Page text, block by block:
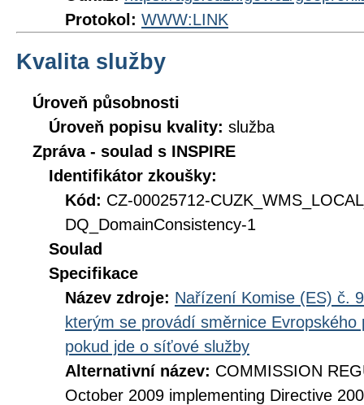
Protokol: WWW:LINK
Kvalita služby
Úroveň působnosti
Úroveň popisu kvality: služba
Zpráva - soulad s INSPIRE
Identifikátor zkoušky:
Kód: CZ-00025712-
DQ_DomainConsistency-1
Soulad
Specifikace
Název zdroje: Nařízení Komise (ES) č.
kterým se provádí směrnice
pokud jde o síťové služby
Alternativní název: COMMISSION
October 2009 implementing Directive